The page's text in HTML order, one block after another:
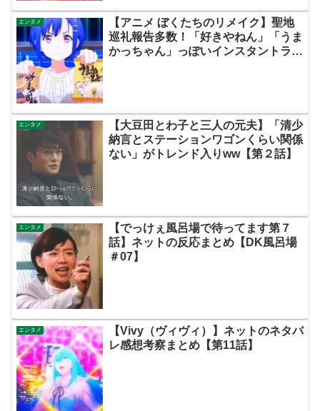
エンタメ
【アニメ ぼくたちのリメイク】聖地
巡礼報告多数！「好きやねん」「うま
かっちゃん」っぽいインスタントラー
エンタメ
【大豆田とわ子と三人の元夫】「清少
納言とステーションワゴンくらい関係
ない」がトレンド入りww【第２話】
エンタメ
【でっけぇ風呂場で待ってます第７
話】ネットの反応まとめ【DK風呂場
＃07】
エンタメ
【Vivy（ヴィヴィ）】ネットのネタバ
レ感想考察まとめ【第11話】